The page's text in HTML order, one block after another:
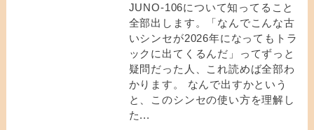
JUNO-106について知ってること
全部出します。「なんでこんな古
いシンセが2026年になってもトラ
ックに出てくるんだ」ってずっと
疑問だった人、これ読めば全部わ
かります。 なんで出すかという
と、このシンセの使い方を理解し
た...